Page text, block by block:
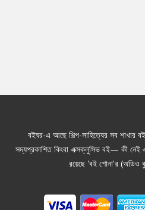
বইঘর-এ আছে শিল্প-সাহিত্যের সব শাখার
সদ্যপ্রকাশিত কিংবা এক্সক্লুসিভ বই— কী
রয়েছে 'বই শোনা'র (অডিও